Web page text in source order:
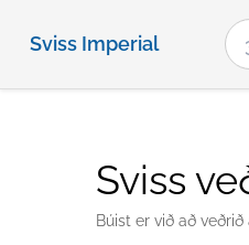
Sviss Imperial
Sviss
Búist er við að